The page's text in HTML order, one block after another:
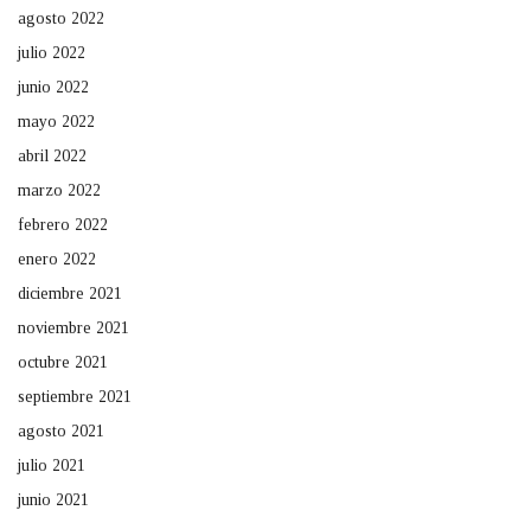
agosto 2022
julio 2022
junio 2022
mayo 2022
abril 2022
marzo 2022
febrero 2022
enero 2022
diciembre 2021
noviembre 2021
octubre 2021
septiembre 2021
agosto 2021
julio 2021
junio 2021